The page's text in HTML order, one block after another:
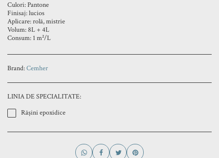
Culori: Pantone
Finisaj: lucios
Aplicare: rolă, mistrie
Volum: 8L + 4L
Consum: 1 m²/L
Brand:Cemher
LINIA DE SPECIALITATE:
Rășini epoxidice